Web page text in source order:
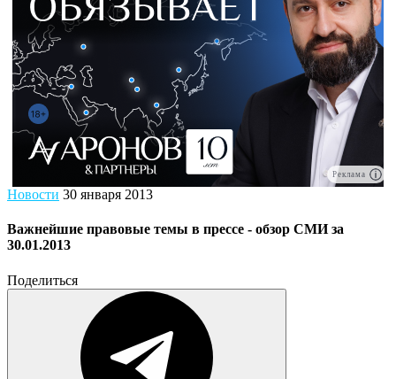
Реклама
Новости 30 января 2013
Важнейшие правовые темы в прессе - обзор СМИ за
30.01.2013
Поделиться